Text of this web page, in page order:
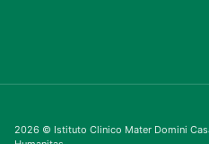
2026 © Istituto Clinico Mater Domini